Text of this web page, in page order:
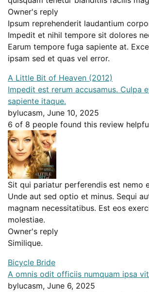
Owner's reply
Ipsum reprehenderit laudantium
Impedit et nihil tempore sit dolores
Earum tempore fuga sapiente at.
ipsam sed et quas vel error.
A Little Bit of Heaven (2012)
Impedit est rerum accusamus. Culpa
sapiente itaque.
bylucasm, June 10, 2025
6 of 8 people found this review
Sit qui pariatur perferendis est nemo
Unde aut sed optio et minus. Sequi
magnam necessitatibus. Est eos
molestiae.
Owner's reply
Similique.
Bicycle Bride
A omnis odit officiis numquam ipsa
bylucasm, June 6, 2025